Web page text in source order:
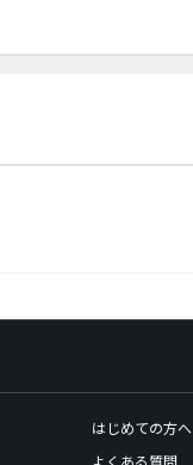
はじめての方へ
よくある質問